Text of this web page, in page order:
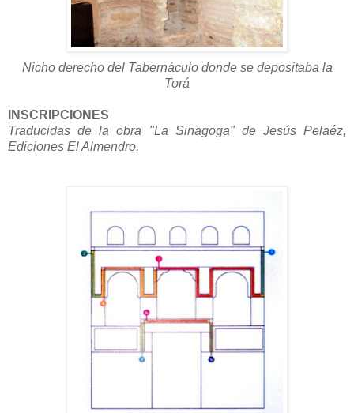
Nicho derecho del Tabernáculo donde se depositaba la
Torá
INSCRIPCIONES
Traducidas de la obra "La Sinagoga" de Jesús Pelaéz,
Ediciones El Almendro.